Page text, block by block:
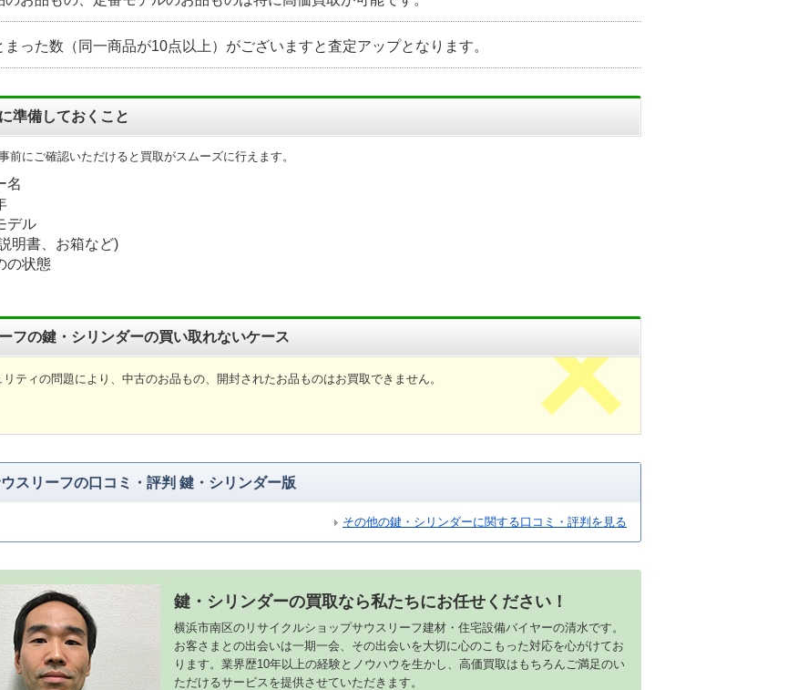
まった数（同一商品が10点以上）がございますと査定アップとなります。
準備しておくこと
前にご確認いただけると買取がスムーズに行えます。
名
デル
明書、お箱など)
の状態
フの鍵・シリンダーの買い取れないケース
リティの問題により、中古のお品もの、開封されたお品ものはお買取できません。
スリーフの口コミ・評判 鍵・シリンダー版
その他の鍵・シリンダーに関する口コミ・評判を見る
鍵・シリンダーの買取なら私たちにお任せください！
横浜市南区のリサイクルショップサウスリーフ建材・住宅設備バイヤーの清水です。
お客さまとの出会いは一期一会、その出会いを大切に心のこもった対応を心がけてお
ります。業界歴10年以上の経験とノウハウを生かし、高価買取はもちろんご満足のい
ただけるサービスを提供させていただきます。